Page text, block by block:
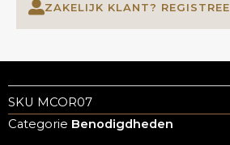
ZAKELIJK KLANT?
SKU MCOR07
Categorie Benodigdheden